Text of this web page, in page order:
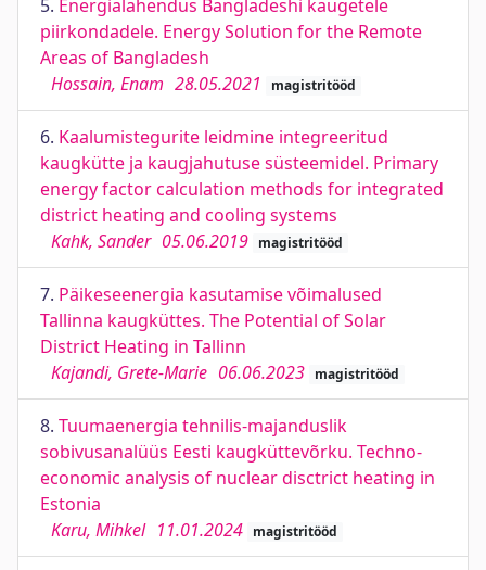
5. Energialahendus Bangladeshi kaugetele
piirkondadele. Energy Solution for the Remote
Areas of Bangladesh
Hossain, Enam 28.05.2021 magistritööd
6. Kaalumistegurite leidmine integreeritud
kaugkütte ja kaugjahutuse süsteemidel. Primary
energy factor calculation methods for integrated
district heating and cooling systems
Kahk, Sander 05.06.2019 magistritööd
7. Päikeseenergia kasutamise võimalused
Tallinna kaugküttes. The Potential of Solar
District Heating in Tallinn
Kajandi, Grete-Marie 06.06.2023 magistritööd
8. Tuumaenergia tehnilis-majanduslik
sobivusanalüüs Eesti kaugküttevõrku. Techno-
economic analysis of nuclear disctrict heating in
Estonia
Karu, Mihkel 11.01.2024 magistritööd